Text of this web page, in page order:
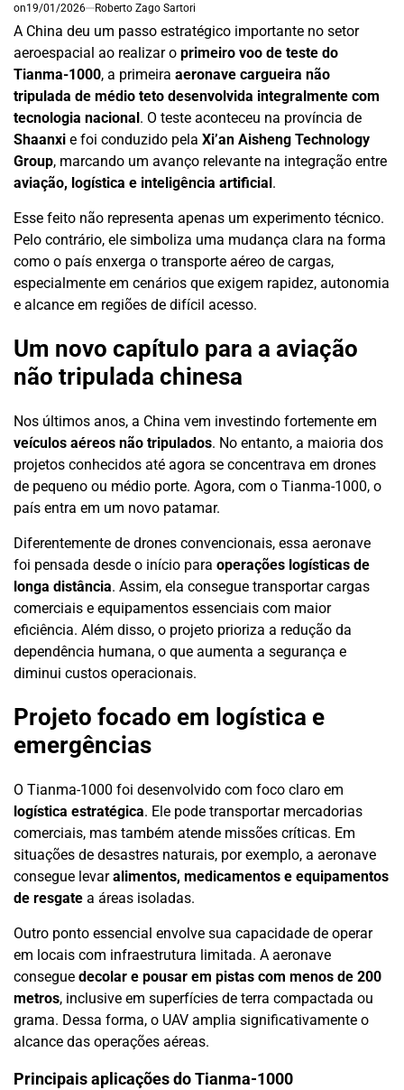
on19/01/2026 Roberto Zago Sartori
A China deu um passo estratégico importante no setor
aeroespacial ao realizar o primeiro voo de teste do
Tianma-1000, a primeira aeronave cargueira não
tripulada de médio teto desenvolvida integralmente com
tecnologia nacional. O teste aconteceu na província de
Shaanxi e foi conduzido pela Xi’an Aisheng Technology
Group, marcando um avanço relevante na integração entre
aviação, logística e inteligência artificial.
Esse feito não representa apenas um experimento técnico.
Pelo contrário, ele simboliza uma mudança clara na forma
como o país enxerga o transporte aéreo de cargas,
especialmente em cenários que exigem rapidez, autonomia
e alcance em regiões de difícil acesso.
Um novo capítulo para a aviação
não tripulada chinesa
Nos últimos anos, a China vem investindo fortemente em
veículos aéreos não tripulados. No entanto, a maioria dos
projetos conhecidos até agora se concentrava em drones
de pequeno ou médio porte. Agora, com o Tianma-1000, o
país entra em um novo patamar.
Diferentemente de drones convencionais, essa aeronave
foi pensada desde o início para operações logísticas de
longa distância. Assim, ela consegue transportar cargas
comerciais e equipamentos essenciais com maior
eficiência. Além disso, o projeto prioriza a redução da
dependência humana, o que aumenta a segurança e
diminui custos operacionais.
Projeto focado em logística e
emergências
O Tianma-1000 foi desenvolvido com foco claro em
logística estratégica. Ele pode transportar mercadorias
comerciais, mas também atende missões críticas. Em
situações de desastres naturais, por exemplo, a aeronave
consegue levaralimentos, medicamentos e equipamentos
de resgate a áreas isoladas.
Outro ponto essencial envolve sua capacidade de operar
em locais com infraestrutura limitada. A aeronave
consegue decolar e pousar em pistas com menos de 200
metros, inclusive em superfícies de terra compactada ou
grama. Dessa forma, o UAV amplia significativamente o
alcance das operações aéreas.
Principais aplicações do Tianma-1000